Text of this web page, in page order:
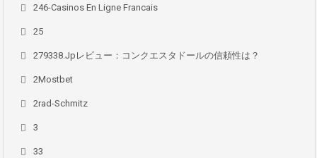
246-Casinos En Ligne Francais
25
279338.jpレビュー：コンクエスタドールの信頼性は？
2Mostbet
2rad-Schmitz
3
33